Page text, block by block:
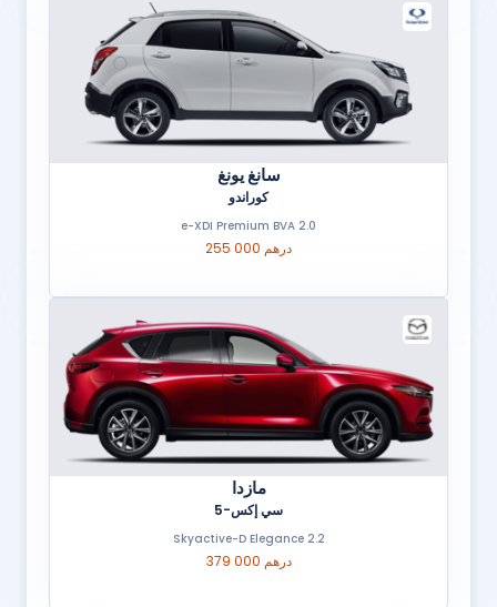
سانغ يونغ
كوراندو
2.0 e-XDI Premium BVA
255 000 درهم
مازدا
سي إكس-5
2.2 Skyactive-D Elegance
379 000 درهم